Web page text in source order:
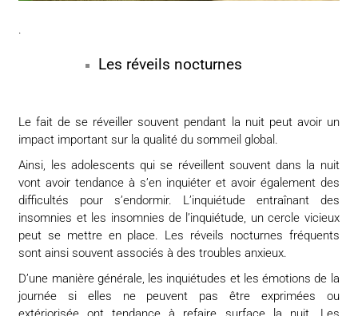
.
Les réveils nocturnes
Le fait de se réveiller souvent pendant la nuit peut avoir un
impact important sur la qualité du sommeil global.
Ainsi, les adolescents qui se réveillent souvent dans la nuit
vont avoir tendance à s’en inquiéter et avoir également des
difficultés pour s’endormir. L’inquiétude entraînant des
insomnies et les insomnies de l’inquiétude, un cercle vicieux
peut se mettre en place. Les réveils nocturnes fréquents
sont ainsi souvent associés à des troubles anxieux.
D’une manière générale, les inquiétudes et les émotions de la
journée si elles ne peuvent pas être exprimées ou